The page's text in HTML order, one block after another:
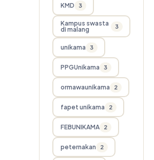
KMD 3
Kampus swasta
di malang
3
unikama 3
PPGUnikama 3
ormawaunikama 2
fapet unikama 2
FEBUNIKAMA 2
peternakan 2